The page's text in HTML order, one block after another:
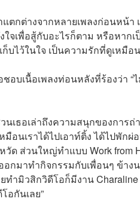
แตกต่างจากหลายเพลงก่อนหน้
ใจเพื่อสู้กับอะไรก็ตาม หรือหา
บไว้ในใจ เป็นความรักที่ดูเหมื
อบเนื้อเพลงท่อนหลังที่ร้องว่า
นเธอเล่าถึงความสนุกของการ
มือนเราได้ไปเอาท์ติ้ง ได้ไปพั
วัด ส่วนใหญ่ทำแบบ Work from
อกมาทำกิจกรรมกับเพื่อนๆ ข้า
ทำมิวสิกวิดีโอก็มีงาน
อกันเลย”